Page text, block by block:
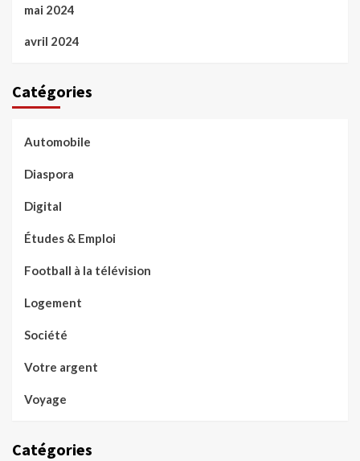
mai 2024
avril 2024
Catégories
Automobile
Diaspora
Digital
Études & Emploi
Football à la télévision
Logement
Société
Votre argent
Voyage
Catégories